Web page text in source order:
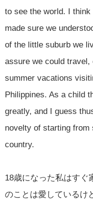
to see the world. I
made sure we
of the little suburb we
assure we could
summer vacations
Philippines. As a child
greatly, and I guess
novelty of starting
country.
18歳になった私はすぐ
のことは愛しているけ